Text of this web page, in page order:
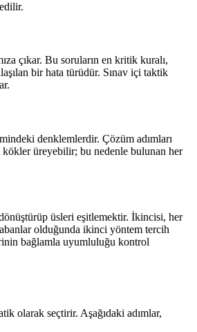
çıkar. Bu soruların en kritik kuralı,
bir hata türüdür. Sınav içi taktik
denklemlerdir. Çözüm adımları
kökler üreyebilir; bu nedenle bulunan her
üsleri eşitlemektir. İkincisi, her
olduğunda ikinci yöntem tercih
bağlamla uyumluluğu kontrol
olarak seçtirir. Aşağıdaki adımlar,